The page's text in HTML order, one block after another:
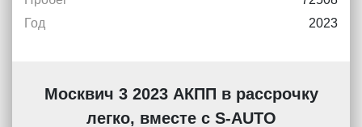
Год
2023
Москвич 3 2023 АКПП в рассрочку
легко, вместе с S-AUTO